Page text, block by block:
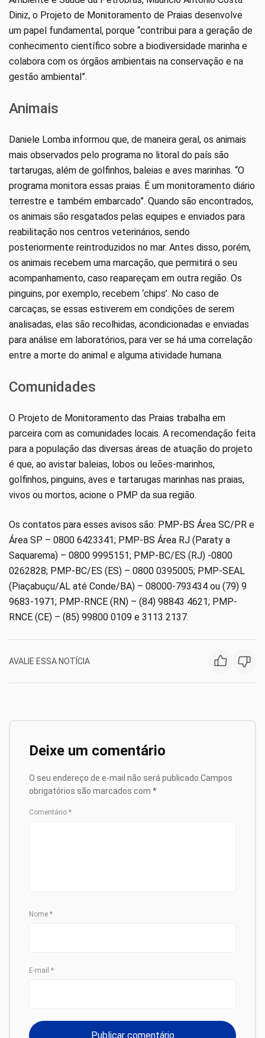
Diniz, o Projeto de Monitoramento de Praias desenvolve
um papel fundamental, porque “contribui para a geração de
conhecimento científico sobre a biodiversidade marinha e
colabora com os órgãos ambientais na conservação e na
gestão ambiental”.
Animais
Daniele Lomba informou que, de maneira geral, os animais
mais observados pelo programa no litoral do país são
tartarugas, além de golfinhos, baleias e aves marinhas. “O
programa monitora essas praias. É um monitoramento diário
terrestre e também embarcado”. Quando são encontrados,
os animais são resgatados pelas equipes e enviados para
reabilitação nos centros veterinários, sendo
posteriormente reintroduzidos no mar. Antes disso, porém,
os animais recebem uma marcação, que permitirá o seu
acompanhamento, caso reapareçam em outra região. Os
pinguins, por exemplo, recebem ‘chips’. No caso de
carcaças, se essas estiverem em condições de serem
analisadas, elas são recolhidas, acondicionadas e enviadas
para análise em laboratórios, para ver se há uma correlação
entre a morte do animal e alguma atividade humana.
Comunidades
O Projeto de Monitoramento das Praias trabalha em
parceira com as comunidades locais. A recomendação feita
para a população das diversas áreas de atuação do projeto
é que, ao avistar baleias, lobos ou leões-marinhos,
golfinhos, pinguins, aves e tartarugas marinhas nas praias,
vivos ou mortos, acione o PMP da sua região.
Os contatos para esses avisos são: PMP-BS Área SC/PR e
Área SP – 0800 6423341; PMP-BS Área RJ (Paraty a
Saquarema) – 0800 9995151; PMP-BC/ES (RJ) -0800
0262828; PMP-BC/ES (ES) – 0800 0395005; PMP-SEAL
(Piaçabuçu/AL até Conde/BA) – 08000-793434 ou (79) 9
9683-1971; PMP-RNCE (RN) – (84) 98843 4621; PMP-
RNCE (CE) – (85) 99800 0109 e 3113 2137.
AVALIE ESSA NOTÍCIA
Deixe um comentário
O seu endereço de e-mail não será publicado. Campos
obrigatórios são marcados com *
Comentário *
Nome *
E-mail *